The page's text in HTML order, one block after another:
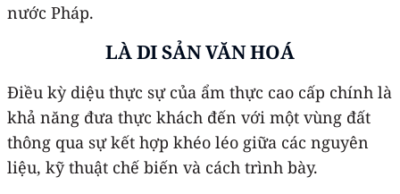
nước Pháp.
LÀ DI SẢN VĂN HOÁ
Điều kỳ diệu thực sự của ẩm thực cao cấp chính là
khả năng đưa thực khách đến với một vùng đất
thông qua sự kết hợp khéo léo giữa các nguyên
liệu, kỹ thuật chế biến và cách trình bày.